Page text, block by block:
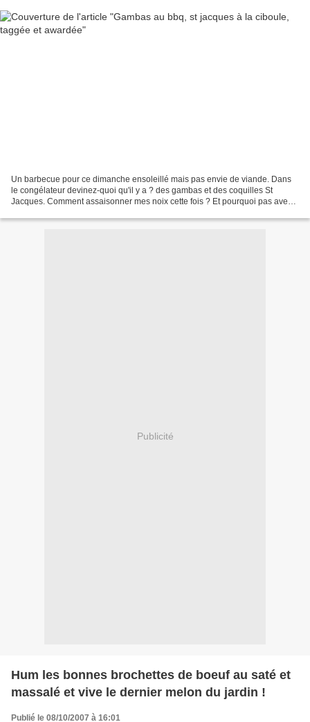
Un barbecue pour ce dimanche ensoleillé mais pas envie de viande. Dans
le congélateur devinez-quoi qu'il y a ? des gambas et des coquilles St
Jacques. Comment assaisonner mes noix cette fois ? Et pourquoi pas avec
Publicité
Hum les bonnes brochettes de boeuf au saté et
massalé et vive le dernier melon du jardin !
Publié le 08/10/2007 à 16:01